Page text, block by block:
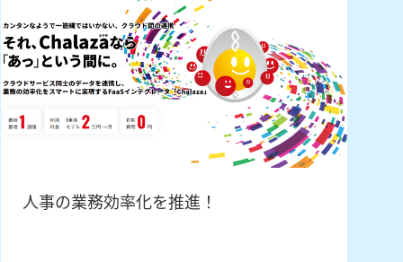
人事の業務効率化を推進！